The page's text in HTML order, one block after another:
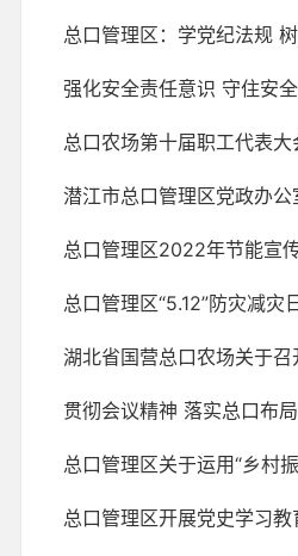
贯彻会议精神 落实总口布局